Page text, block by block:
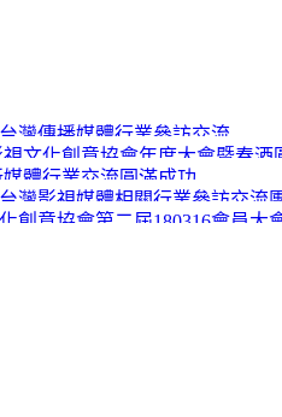
灣傳播媒體行業參訪交流
視文化創意協會年度大會暨春酒
媒體行業交流圓滿成功
灣影視媒體相關行業參訪交流
創意協會第二屆180316會員大